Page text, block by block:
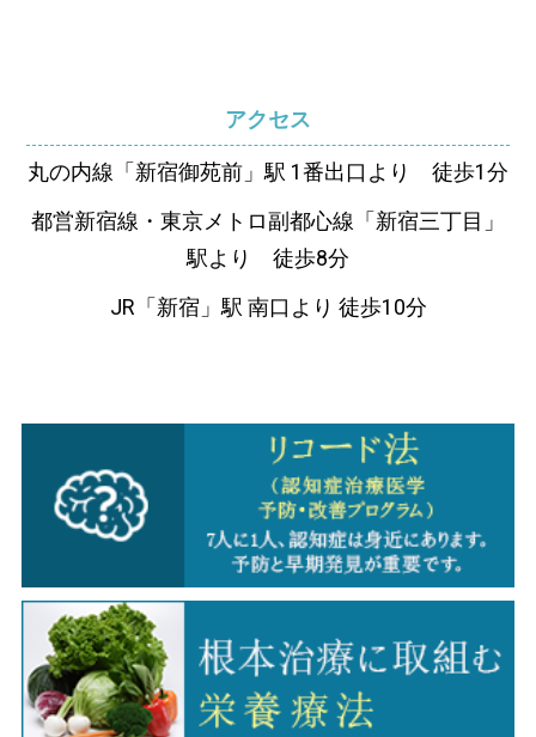
アクセス
丸の内線「新宿御苑前」駅 1番出口より 徒歩1分
都営新宿線・東京メトロ副都心線「新宿三丁目」
駅より 徒歩8分
JR「新宿」駅 南口より 徒歩10分